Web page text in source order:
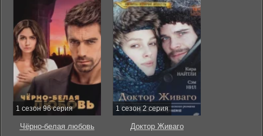
1 сезон 96 серия
Чёрно-белая любовь
1 сезон 2 серия
Доктор Живаго